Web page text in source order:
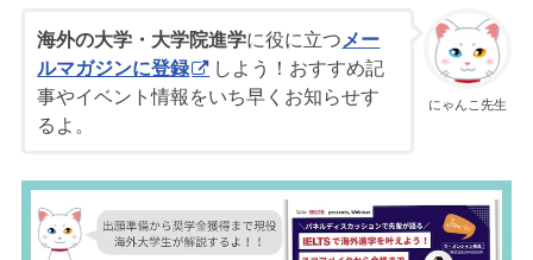
にゃんこ先生
海外の大学・大学院進学に役に立つ メー
ルマガジンに登録
しよう！おすすめ記
事やイベント情報をいち早くお知らせす
るよ。